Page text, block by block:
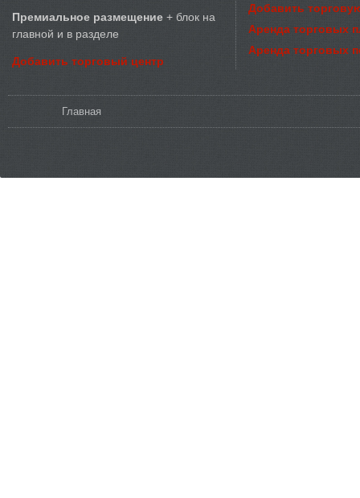
Премиальное размещение + блок на
главной и в разделе
Добавить торговый центр
Добавить
Аренда торговых
Аренда торговых
Главная